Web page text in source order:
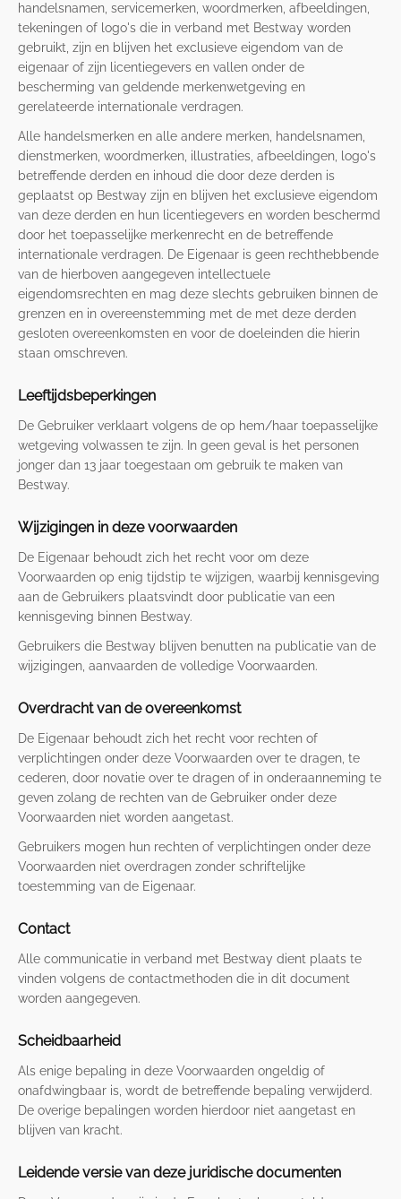
handelsnamen, servicemerken, woordmerken, afbeeldingen,
tekeningen of logo's die in verband met Bestway worden
gebruikt, zijn en blijven het exclusieve eigendom van de
eigenaar of zijn licentiegevers en vallen onder de
bescherming van geldende merkenwetgeving en
gerelateerde internationale verdragen.
Alle handelsmerken en alle andere merken, handelsnamen,
dienstmerken, woordmerken, illustraties, afbeeldingen, logo's
betreffende derden en inhoud die door deze derden is
geplaatst op Bestway zijn en blijven het exclusieve eigendom
van deze derden en hun licentiegevers en worden beschermd
door het toepasselijke merkenrecht en de betreffende
internationale verdragen. De Eigenaar is geen rechthebbende
van de hierboven aangegeven intellectuele
eigendomsrechten en mag deze slechts gebruiken binnen de
grenzen en in overeenstemming met de met deze derden
gesloten overeenkomsten en voor de doeleinden die hierin
staan omschreven.
Leeftijdsbeperkingen
De Gebruiker verklaart volgens de op hem/haar toepasselijke
wetgeving volwassen te zijn. In geen geval is het personen
jonger dan 13 jaar toegestaan om gebruik te maken van
Bestway.
Wijzigingen in deze voorwaarden
De Eigenaar behoudt zich het recht voor om deze
Voorwaarden op enig tijdstip te wijzigen, waarbij kennisgeving
aan de Gebruikers plaatsvindt door publicatie van een
kennisgeving binnen Bestway.
Gebruikers die Bestway blijven benutten na publicatie van de
wijzigingen, aanvaarden de volledige Voorwaarden.
Overdracht van de overeenkomst
De Eigenaar behoudt zich het recht voor rechten of
verplichtingen onder deze Voorwaarden over te dragen, te
cederen, door novatie over te dragen of in onderaanneming te
geven zolang de rechten van de Gebruiker onder deze
Voorwaarden niet worden aangetast.
Gebruikers mogen hun rechten of verplichtingen onder deze
Voorwaarden niet overdragen zonder schriftelijke
toestemming van de Eigenaar.
Contact
Alle communicatie in verband met Bestway dient plaats te
vinden volgens de contactmethoden die in dit document
worden aangegeven.
Scheidbaarheid
Als enige bepaling in deze Voorwaarden ongeldig of
onafdwingbaar is, wordt de betreffende bepaling verwijderd.
De overige bepalingen worden hierdoor niet aangetast en
blijven van kracht.
Leidende versie van deze juridische documenten